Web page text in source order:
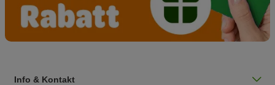
Info & Kontakt